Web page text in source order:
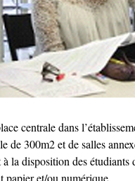
centrale dans
de 300m2 et de salles
la disposition des étudiants